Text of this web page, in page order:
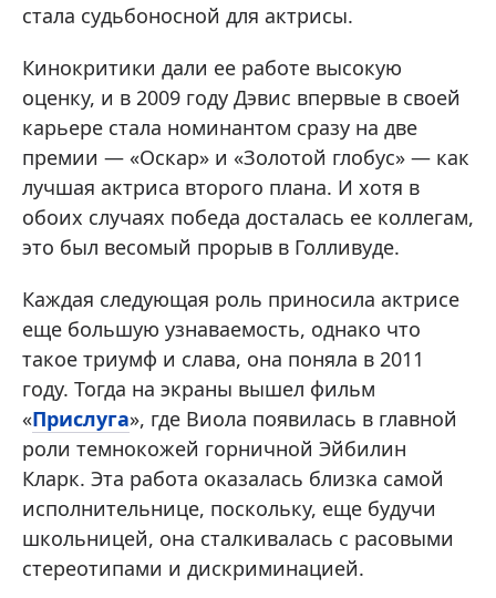
стала судьбоносной для актрисы.
Кинокритики дали ее работе высокую
оценку, и в 2009 году Дэвис впервые в своей
карьере стала номинантом сразу на две
премии — «Оскар» и «Золотой глобус» — как
лучшая актриса второго плана. И хотя в
обоих случаях победа досталась ее коллегам,
это был весомый прорыв в Голливуде.
Каждая следующая роль приносила актрисе
еще большую узнаваемость, однако что
такое триумф и слава, она поняла в 2011
году. Тогда на экраны вышел фильм
«Прислуга», где Виола появилась в главной
роли темнокожей горничной Эйбилин
Кларк. Эта работа оказалась близка самой
исполнительнице, поскольку, еще будучи
школьницей, она сталкивалась с расовыми
стереотипами и дискриминацией.